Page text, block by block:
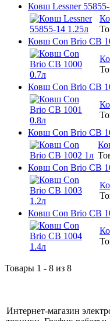
Ковш Lessner
Ковш Con Brio CB
Ковш Con Brio CB
Ковш Con Brio CB
Ковш Con Brio CB
Ковш Con Brio CB
Товары 1 - 8 из 8
Интернет-магазин